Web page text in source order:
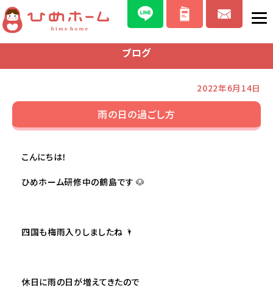
ブログ
2022年6月14日
雨の日の過ごし方
こんにちは！
ひめホーム研修中の鶴島です 🐶
四国も梅雨入りしましたね 🌂
休日に雨の日が増えてきたので